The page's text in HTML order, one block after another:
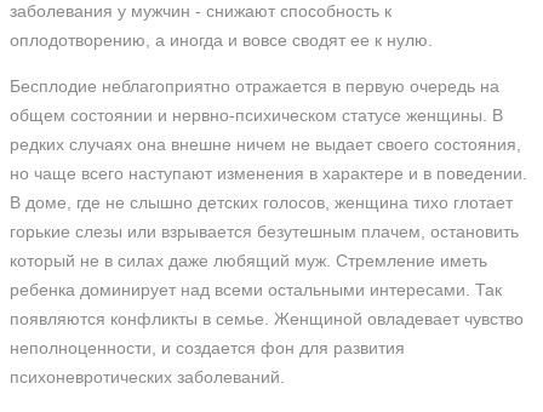
заболевания у мужчин - снижают способность к
оплодотворению, а иногда и вовсе сводят ее к нулю.
Бесплодие неблагоприятно отражается в первую очередь на
общем состоянии и нервно-психическом статусе женщины. В
редких случаях она внешне ничем не выдает своего состояния,
но чаще всего наступают изменения в характере и в поведении.
В доме, где не слышно детских голосов, женщина тихо глотает
горькие слезы или взрывается безутешным плачем, остановить
который не в силах даже любящий муж. Стремление иметь
ребенка доминирует над всеми остальными интересами. Так
появляются конфликты в семье. Женщиной овладевает чувство
неполноценности, и создается фон для развития
психоневротических заболеваний.